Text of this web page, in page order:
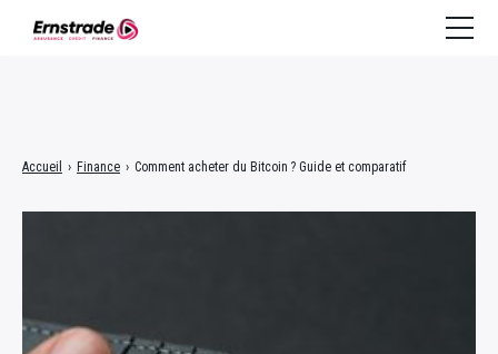
Accueil › Finance › Comment acheter du Bitcoin ? Guide et comparatif
Crédit à la consommation